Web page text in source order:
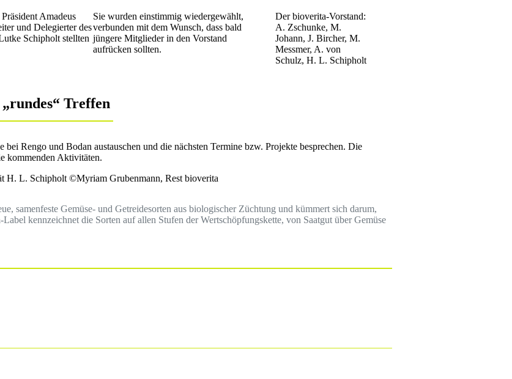
Amadeus
und Delegierter des
Schipholt stellten
Sie wurden einstimmig wiedergewählt,
verbunden mit dem Wunsch, dass bald
jüngere Mitglieder in den Vorstand
aufrücken sollten.
Der bioverita-Vorstand:
A. Zschunke, M.
Johann, J. Bircher, M.
Messmer, A. von
Schulz, H. L. Schipholt
Treffen
Rengo und Bodan austauschen und die nächsten Termine bzw. Projekte besprechen. Die
kommenden Aktivitäten.
H. L. Schipholt ©Myriam Grubenmann, Rest bioverita
samenfeste Gemüse- und Getreidesorten aus biologischer Züchtung und kümmert sich darum,
kennzeichnet die Sorten auf allen Stufen der Wertschöpfungskette, von Saatgut über Gemüse